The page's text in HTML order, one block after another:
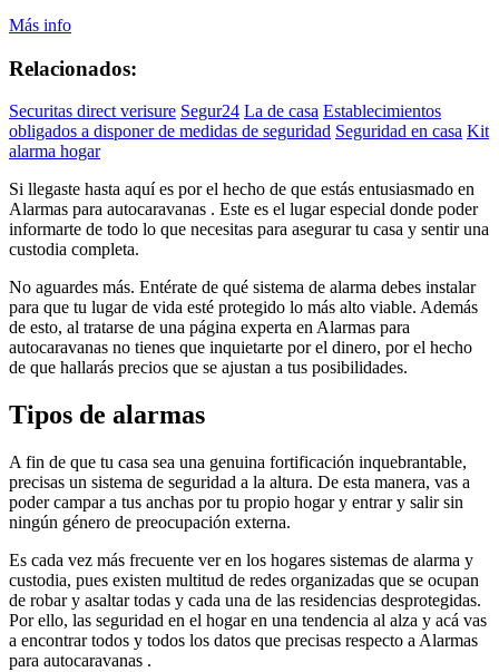
Más info
Relacionados:
Securitas direct verisure Segur24 La de casa Establecimientos
obligados a disponer de medidas de seguridad Seguridad en casa Kit
alarma hogar
Si llegaste hasta aquí es por el hecho de que estás entusiasmado en
Alarmas para autocaravanas . Este es el lugar especial donde poder
informarte de todo lo que necesitas para asegurar tu casa y sentir una
custodia completa.
No aguardes más. Entérate de qué sistema de alarma debes instalar
para que tu lugar de vida esté protegido lo más alto viable. Además
de esto, al tratarse de una página experta en Alarmas para
autocaravanas no tienes que inquietarte por el dinero, por el hecho
de que hallarás precios que se ajustan a tus posibilidades.
Tipos de alarmas
A fin de que tu casa sea una genuina fortificación inquebrantable,
precisas un sistema de seguridad a la altura. De esta manera, vas a
poder campar a tus anchas por tu propio hogar y entrar y salir sin
ningún género de preocupación externa.
Es cada vez más frecuente ver en los hogares sistemas de alarma y
custodia, pues existen multitud de redes organizadas que se ocupan
de robar y asaltar todas y cada una de las residencias desprotegidas.
Por ello, las seguridad en el hogar en una tendencia al alza y acá vas
a encontrar todos y todos los datos que precisas respecto a Alarmas
para autocaravanas .